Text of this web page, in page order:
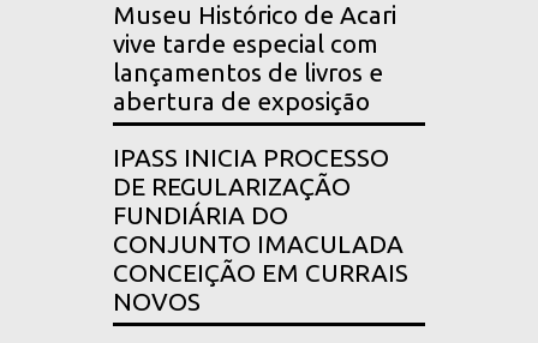
Museu Histórico de Acari
vive tarde especial com
lançamentos de livros e
abertura de exposição
IPASS INICIA PROCESSO
DE REGULARIZAÇÃO
FUNDIÁRIA DO
CONJUNTO IMACULADA
CONCEIÇÃO EM CURRAIS
NOVOS